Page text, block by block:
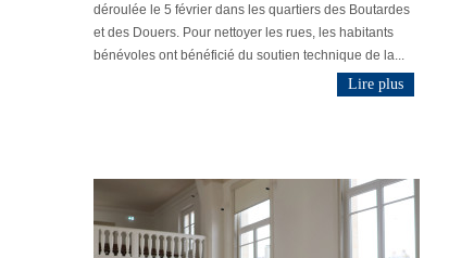
déroulée le 5 février dans les quartiers des Boutardes
et des Douers. Pour nettoyer les rues, les habitants
bénévoles ont bénéficié du soutien technique de la...
Lire plus